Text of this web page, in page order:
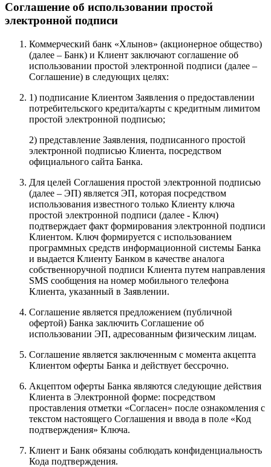
Соглашение об использовании простой
электронной подписи
Коммерческий банк «Хлынов» (акционерное общество)
(далее – Банк) и Клиент заключают соглашение об
использовании простой электронной подписи (далее –
Соглашение) в следующих целях:
1) подписание Клиентом Заявления о предоставлении
потребительского кредита/карты с кредитным лимитом
простой электронной подписью;
2) представление Заявления, подписанного простой
электронной подписью Клиента, посредством
официального сайта Банка.
Для целей Соглашения простой электронной подписью
(далее – ЭП) является ЭП, которая посредством
использования известного только Клиенту ключа
простой электронной подписи (далее - Ключ)
подтверждает факт формирования электронной подписи
Клиентом. Ключ формируется с использованием
программных средств информационной системы Банка
и выдается Клиенту Банком в качестве аналога
собственноручной подписи Клиента путем направления
SMS сообщения на номер мобильного телефона
Клиента, указанный в Заявлении.
Соглашение является предложением (публичной
офертой) Банка заключить Соглашение об
использовании ЭП, адресованным физическим лицам.
Соглашение является заключенным с момента акцепта
Клиентом оферты Банка и действует бессрочно.
Акцептом оферты Банка являются следующие действия
Клиента в Электронной форме: посредством
проставления отметки «Согласен» после ознакомления с
текстом настоящего Соглашения и ввода в поле «Код
подтверждения» Ключа.
Клиент и Банк обязаны соблюдать конфиденциальность
Кода подтверждения.